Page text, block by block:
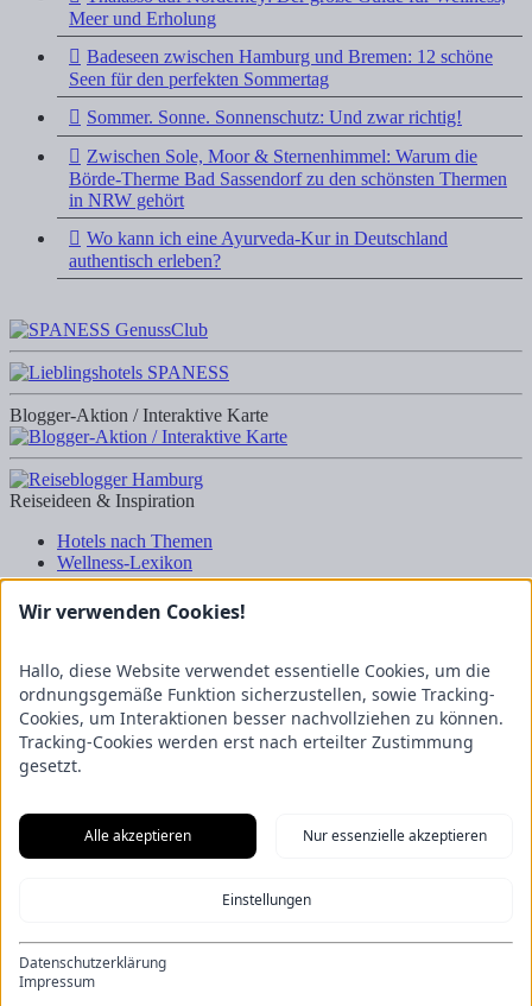
Meer und Erholung
Badeseen zwischen Hamburg und Bremen: 12 schöne
Seen für den perfekten Sommertag
Sommer. Sonne. Sonnenschutz: Und zwar richtig!
Zwischen Sole, Moor & Sternenhimmel: Warum die
Börde-Therme Bad Sassendorf zu den schönsten Thermen
in NRW gehört
Wo kann ich eine Ayurveda-Kur in Deutschland
authentisch erleben?
Blogger-Aktion / Interaktive Karte
Reiseideen & Inspiration
Hotels nach Themen
Wellness-Lexikon
Business-Lexikon
Urlaubsregionen in Deutschland
Kooperation & Zusammenarbeit
Kundenbereich
Presse
Über uns
Service/Partner
Blogger-Datenbank
Datenschutz
Nutzungsbestimmungen
Genuss Club
Wir verwenden Cookies!
Hallo, diese Website verwendet essentielle Cookies, um die
ordnungsgemäße Funktion sicherzustellen, sowie Tracking-
Cookies, um Interaktionen besser nachvollziehen zu können.
Tracking-Cookies werden erst nach erteilter Zustimmung
gesetzt.
Alle akzeptieren Nur essenzielle akzeptieren
Einstellungen
Datenschutzerklärung
Impressum